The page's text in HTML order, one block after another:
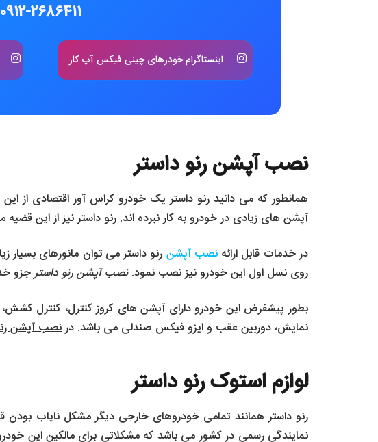
0912-2686411
اینستاگرام خودرهای چینی فیکس آپ کار
نصب آپشن رنو داستر
همانطور که می دانید رنو داستر یک خودرو کراس آور اقتصادی از
آپشن های زیادی در خودرو به کار نبرده اند. رنو داستر نیز از این
در خدمات قابل ارائهنصب آپشن رنو داستر می توان مانورهای
روی نسل اول این خودرو نیز نصب نمود.نصب آپشن رنو داسترجزو
بطور پیشفرض این خودرو دارای آپشن های کروز کنترل، کنترل کشش،
نمایش، دوربین عقب و ایزو فیکس صندلی می باشد. درنصب آپشن
لوازم استوک رنو داستر
رنو داستر همانند تمامی خودروهای خارجی دیگر مشکل نایاب بودن
نمایندگی رسمی در کشور می باشد که مشکلاتی برای مالکین این